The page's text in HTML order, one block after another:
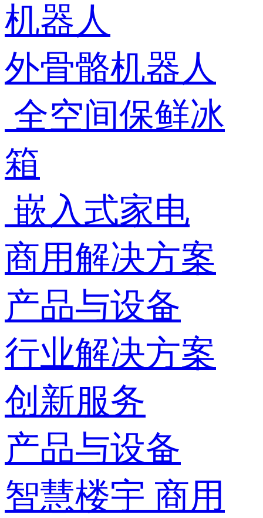
机器人
外骨骼机器人
全空间保鲜冰
箱
嵌入式家电
商用解决方案
产品与设备
行业解决方案
创新服务
产品与设备
智慧楼宇 商用